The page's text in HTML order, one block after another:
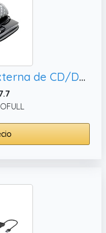
ROOFULL Unidad externa de CD/DVD para portátil con funda de transporte, Windows